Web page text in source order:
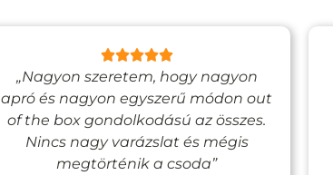
„Nagyon szeretem, hogy nagyon
apró és nagyon egyszerű módon out
of the box gondolkodású az összes.
Nincs nagy varázslat és mégis
megtörténik a csoda”